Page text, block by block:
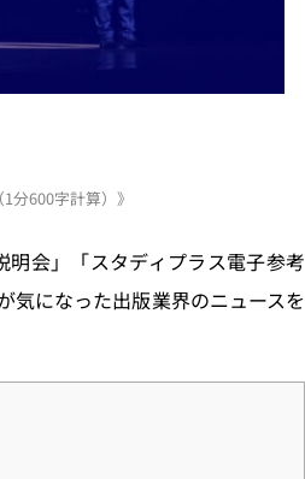
分600字計算）》
会」「スタディプラス電子参考
気になった出版業界のニュースを